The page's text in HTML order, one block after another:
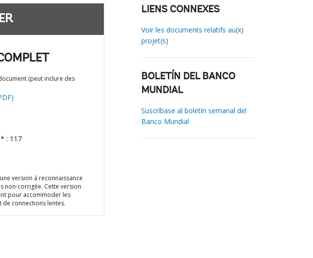
(peut inclure des
: 117
version à reconnaissance
non-corrigée. Cette version
pour accommoder les
connections lentes.
LIENS CONNEXES
Voir les documents relatifs au(x)
projet(s)
BOLETÍN DEL BANCO
MUNDIAL
Suscríbase al boletín semanal del
Banco Mundial